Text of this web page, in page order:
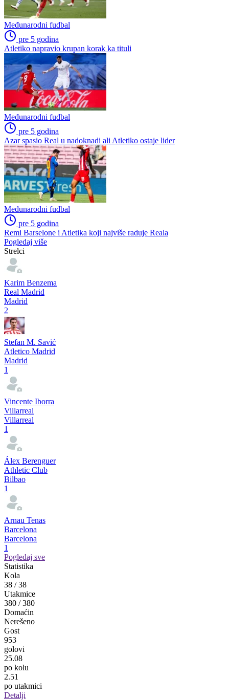
Međunarodni fudbal
pre 5 godina
Atletiko napravio krupan korak ka tituli
Međunarodni fudbal
pre 5 godina
Azar spasio Real u nadoknadi ali Atletiko ostaje lider
Međunarodni fudbal
pre 5 godina
Remi Barselone i Atletika koji najviše raduje Reala
Pogledaj više
Strelci
Karim Benzema
Real Madrid
Madrid
2
Stefan M. Savić
Atletico Madrid
Madrid
1
Vincente Iborra
Villarreal
Villarreal
1
Álex Berenguer
Athletic Club
Bilbao
1
Arnau Tenas
Barcelona
Barcelona
1
Pogledaj sve
Statistika
Kola
38 /38
Utakmice
380 /380
Domaćin
Nerešeno
Gost
953
golovi
25.08
po kolu
2.51
po utakmici
Detalji